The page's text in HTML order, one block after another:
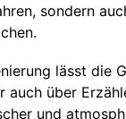
sondern
lässt die
auch über
und